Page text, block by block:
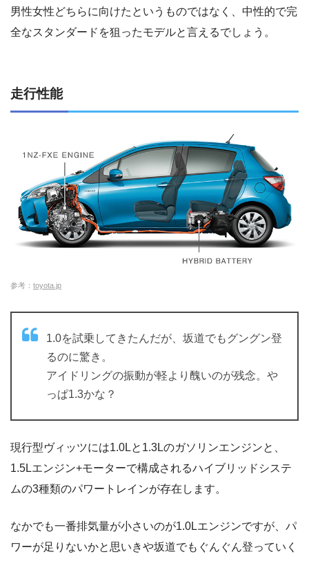
男性女性どちらに向けたというものではなく、中性的で完
全なスタンダードを狙ったモデルと言えるでしょう。
走行性能
参考： toyota.jp
1.0を試乗してきたんだが、坂道でもグングン登
るのに驚き。
アイドリングの振動が軽より醜いのが残念。や
っぱ1.3かな？
現行型ヴィッツには1.0Lと1.3Lのガソリンエンジンと、
1.5Lエンジン+モーターで構成されるハイブリッドシステ
ムの3種類のパワートレインが存在します。
なかでも一番排気量が小さいのが1.0Lエンジンですが、パ
ワーが足りないかと思いきや坂道でもぐんぐん登っていく